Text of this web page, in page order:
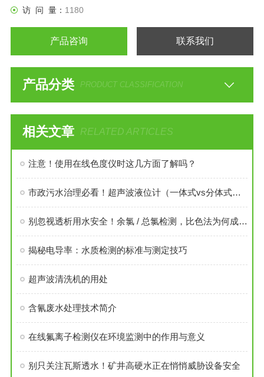
访 问 量： 1180
产品咨询 联系我们
产品分类 PRODUCT CLASSIFICATION
相关文章 RELATED ARTICLES
注意！使用在线色度仪时这几方面了解吗？
市政污水治理必看！超声波液位计（一体式vs分体式）选型指南+核心作用
别忽视透析用水安全！余氯 / 总氯检测，比色法为何成为优选？
揭秘电导率：水质检测的标准与测定技巧
超声波清洗机的用处
含氰废水处理技术简介
在线氟离子检测仪在环境监测中的作用与意义
别只关注瓦斯透水！矿井高硬水正在悄悄威胁设备安全